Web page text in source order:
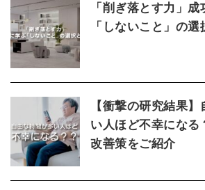
「削ぎ落とす力」
「しないこと」の
【衝撃の研究結果
い人ほど不幸になる
改善策をご紹介